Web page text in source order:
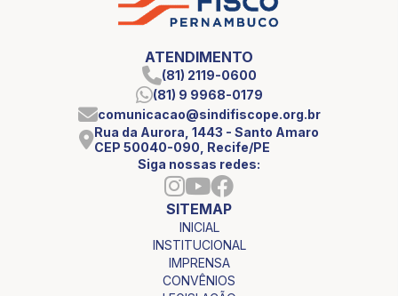
ATENDIMENTO
(81) 2119-0600
(81) 9 9968-0179
comunicacao@sindifiscope.org.br
Rua da Aurora, 1443 - Santo Amaro
CEP 50040-090, Recife/PE
Siga nossas redes:
SITEMAP
INICIAL
INSTITUCIONAL
IMPRENSA
CONVÊNIOS